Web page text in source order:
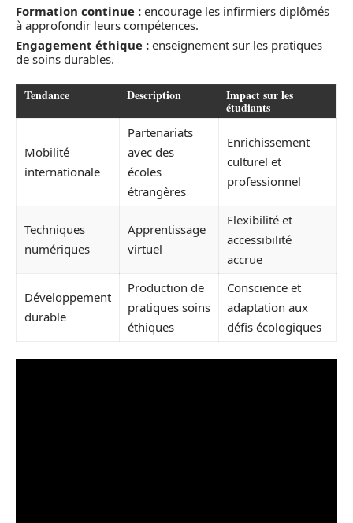
Formation continue : encourage les infirmiers diplômés
à approfondir leurs compétences.
Engagement éthique : enseignement sur les pratiques
de soins durables.
Tendance Description Impact sur les
étudiants
Mobilité
internationale
Partenariats
avec des
écoles
étrangères
Enrichissement
culturel et
professionnel
Techniques
numériques
Apprentissage
virtuel
Flexibilité et
accessibilité
accrue
Développement
durable
Production de
pratiques soins
éthiques
Conscience et
adaptation aux
défis écologiques